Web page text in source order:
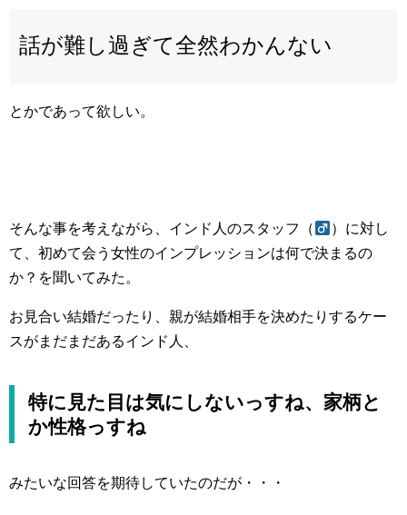
話が難し過ぎて全然わかんない
とかであって欲しい。
そんな事を考えながら、インド人のスタッフ（
）に対し
て、初めて会う女性のインプレッションは何で決まるの
か？を聞いてみた。
お見合い結婚だったり、親が結婚相手を決めたりするケー
スがまだまだあるインド人、
特に見た目は気にしないっすね、家柄と
か性格っすね
みたいな回答を期待していたのだが・・・